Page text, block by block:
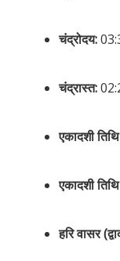
चंद्रोदय:
चंद्रास्त:
एकादशी
एकादशी
हरि वासर